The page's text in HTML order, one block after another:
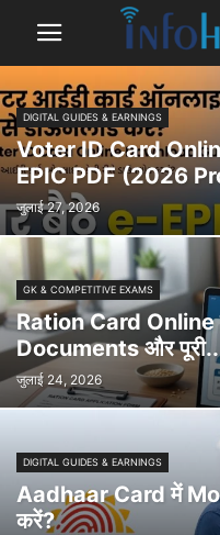
DIGITAL GUIDES & EARNINGS
Voter ID Card
EPIC PDF (2026
जुलाई 27, 2026
GK & COMPETITIVE EXAMS
Ration Card Online
Documents और
जुलाई 24, 2026
DIGITAL GUIDES & EARNINGS
Aadhaar Card में
करें?